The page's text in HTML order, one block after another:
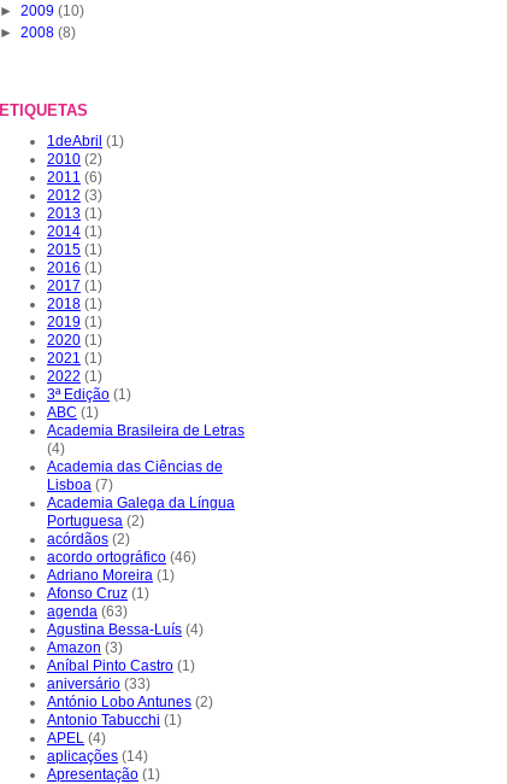
► 2009 (10)
► 2008 (8)
ETIQUETAS
1deAbril (1)
2010 (2)
2011 (6)
2012 (3)
2013 (1)
2014 (1)
2015 (1)
2016 (1)
2017 (1)
2018 (1)
2019 (1)
2020 (1)
2021 (1)
2022 (1)
3ª Edição (1)
ABC (1)
Academia Brasileira de Letras
(4)
Academia das Ciências de
Lisboa (7)
Academia Galega da Língua
Portuguesa (2)
acórdãos (2)
acordo ortográfico (46)
Adriano Moreira (1)
Afonso Cruz (1)
agenda (63)
Agustina Bessa-Luís (4)
Amazon (3)
Aníbal Pinto Castro (1)
aniversário (33)
António Lobo Antunes (2)
Antonio Tabucchi (1)
APEL (4)
aplicações (14)
Apresentação (1)